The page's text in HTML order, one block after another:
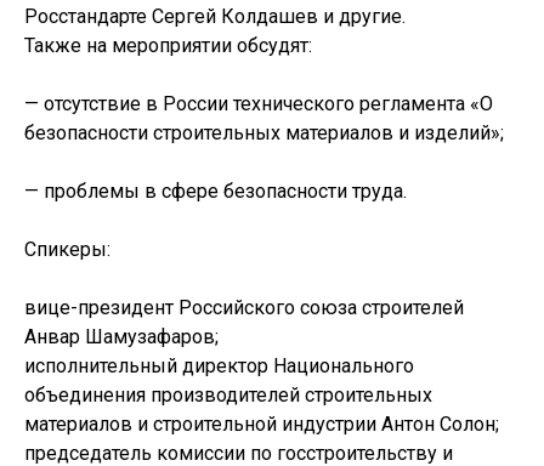
Росстандарте Сергей Колдашев и другие.
Также на мероприятии обсудят:
— отсутствие в России технического регламента «О
безопасности строительных материалов и изделий»;
— проблемы в сфере безопасности труда.
Спикеры:
вице-президент Российского союза строителей
Анвар Шамузафаров;
исполнительный директор Национального
объединения производителей строительных
материалов и строительной индустрии Антон Солон;
председатель комиссии по госстроительству и